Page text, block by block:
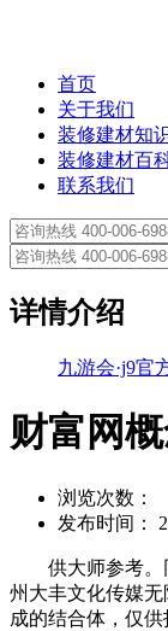
首页
关于我们
装修建材知
装修建材百
联系我们
详情介绍
九游会·j9官
财富网
浏览次数：
发布时间：
供大师参考。同
州大丰文化传媒
成的结合体，仅